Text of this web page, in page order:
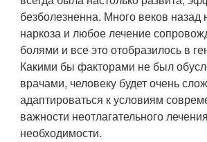
безболезненна. Много веков
наркоза и любое лечение
болями и все это отобразилось в
Какими бы факторами не был
врачами, человеку будет очень
адаптироваться к условиям
важности неотлагательного
необходимости.